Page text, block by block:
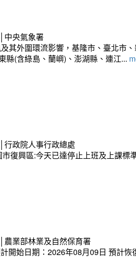
中央氣象署
其外圍環流影響，基隆市、臺北市
縣(含綠島、蘭嶼)、澎湖縣、連江...
行政院人事行政總處
市復興區:今天已達停止上班及上課
農業部林業及自然保育署
開始日期：2026年08月09日 預計